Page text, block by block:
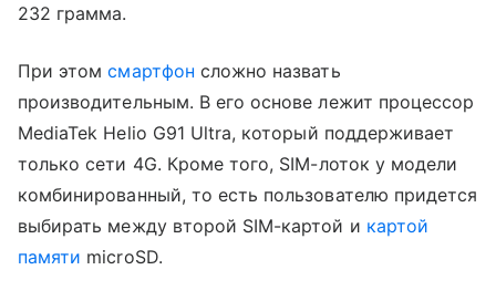
232 грамма.
При этомсмартфон сложно назвать
производительным. В его основе лежит процессор
MediaTek Helio G91 Ultra, который поддерживает
только сети 4G. Кроме того, SIM-лоток у модели
комбинированный, то есть пользователю придется
выбирать между второй SIM-картой и картой
памяти microSD.